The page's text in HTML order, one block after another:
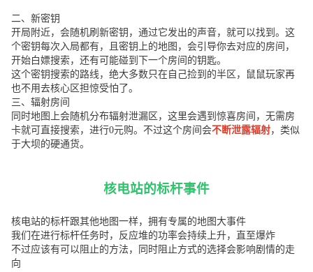
二、新密钥
开局附近，会随机刷新密钥，通过它发出的声音，就可以找到。这
个密钥每次入局都有，且密钥上的地图，会引导你去对应的房间，
开始白嫖搜索，还有可能碰到下一个房间的钥匙。
这个密钥搜索的路线，绝大多数只在自己捡到的半区，鼠鼠玩家再
也不用去核心区担惊受怕了。
三、辐射房间
同时地图上会随机分布辐射泄漏区，这里会遇到惊喜房间，无需房
卡就可直接搜索，进行0元购。不过这个房间会不断泄露辐射，类似
于大坝的硬通货。
核电站的标杆事件
核电站的标杆跟其他地图一样，拥有专属的地图大事件
我们在进行标杆任务时，反应堆的功率会持续上升，直至爆炸
不过应该有可以阻止的方法，同时阻止方式的选择会影响剧情的走
向